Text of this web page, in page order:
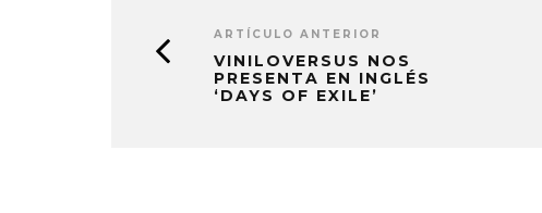
ARTÍCULO ANTERIOR
VINILOVERSUS NOS
PRESENTA EN INGLÉS
‘DAYS OF EXILE’